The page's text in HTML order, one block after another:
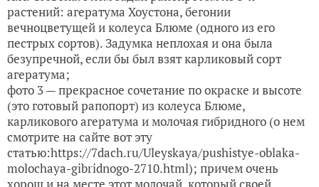
растений: агератума Хоустона, бегонии
вечноцветущей и колеуса Блюме (одного из его
пестрых сортов). Задумка неплохая и она была
безупречной, если бы был взят карликовый сорт
агератума;
фото 3 — прекрасное сочетание по окраске и высоте
(это готовый рапопорт) из колеуса Блюме,
карликового агератума и молочая гибридного (о нем
смотрите на сайте вот эту
статью:https://7dach.ru/Uleyskaya/pushistye-oblaka-
molochaya-gibridnogo-2710.html); причем очень